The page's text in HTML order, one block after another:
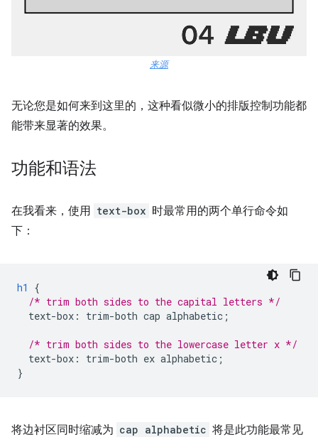
来源
无论您是如何来到这里的，这种看似微小的排版控制功能都
能带来显著的效果。
功能和语法
在我看来，使用 text-box 时最常用的两个单行命令如
下：
h1
{
/* trim both sides to the capital letters */
text-box : trim-both cap alphabetic ;
/* trim both sides to the lowercase letter x */
text-box : trim-both ex alphabetic ;
}
将边衬区同时缩减为 cap alphabetic 将是此功能最常见